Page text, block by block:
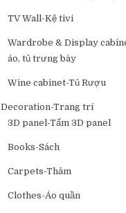
TV Wall-Kệ tivi
Wardrobe & Display
áo, tủ trưng bày
Wine cabinet-Tủ Rượu
Decoration-Trang trí
3D panel-Tấm 3D panel
Books-Sách
Carpets-Thảm
Clothes-Áo quần